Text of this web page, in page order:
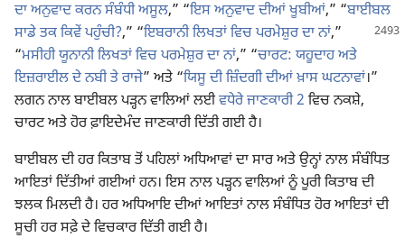
ਦਾ ਅਨੁਵਾਦ ਕਰਨ ਸੰਬੰਧੀ ਅਸੂਲ,” “ਇਸ ਅਨੁਵਾਦ ਦੀਆਂ ਖੂਬੀਆਂ,” “ਬਾਈਬਲ
ਸਾਡੇ ਤਕ ਕਿਵੇਂ ਪਹੁੰਚੀ?,” “ਇਬਰਾਨੀ ਲਿਖਤਾਂ ਵਿਚਪਰਮੇਸ਼ੁਰ ਦਾ ਨਾਂ,”
“ਮਸੀਹੀ ਯੂਨਾਨੀ ਲਿਖਤਾਂ ਵਿਚ ਪਰਮੇਸ਼ੁਰ ਦਾ ਨਾਂ,” “ਚਾਰਟ: ਯਹੂਦਾਹ ਅਤੇ
ਇਜ਼ਰਾਈਲ ਦੇ ਨਬੀ ਤੇ ਰਾਜੇ” ਅਤੇ “ਯਿਸੂ ਦੀ ਜ਼ਿੰਦਗੀ ਦੀਆਂ ਖ਼ਾਸ ਘਟਨਾਵਾਂ।”
ਲਗਨ ਨਾਲ ਬਾਈਬਲ ਪੜ੍ਹਨ ਵਾਲਿਆਂ ਲਈਵਧੇਰੇ ਜਾਣਕਾਰੀ 2ਵਿਚ ਨਕਸ਼ੇ,
ਚਾਰਟ ਅਤੇ ਹੋਰ ਫ਼ਾਇਦੇਮੰਦ ਜਾਣਕਾਰੀ ਦਿੱਤੀ ਗਈ ਹੈ।
ਬਾਈਬਲ ਦੀ ਹਰ ਕਿਤਾਬ ਤੋਂ ਪਹਿਲਾਂ ਅਧਿਆਵਾਂ ਦਾ ਸਾਰ ਅਤੇ ਉਨ੍ਹਾਂ ਨਾਲ ਸੰਬੰਧਿਤ
ਆਇਤਾਂ ਦਿੱਤੀਆਂ ਗਈਆਂ ਹਨ। ਇਸ ਨਾਲ ਪੜ੍ਹਨ ਵਾਲਿਆਂ ਨੂੰ ਪੂਰੀ ਕਿਤਾਬ ਦੀ
ਝਲਕ ਮਿਲਦੀ ਹੈ। ਹਰ ਅਧਿਆਇ ਦੀਆਂ ਆਇਤਾਂ ਨਾਲ ਸੰਬੰਧਿਤ ਹੋਰ ਆਇਤਾਂ ਦੀ
ਸੂਚੀ ਹਰ ਸਫ਼ੇ ਦੇ ਵਿਚਕਾਰ ਦਿੱਤੀ ਗਈ ਹੈ।